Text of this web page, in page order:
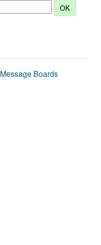
Message Boards